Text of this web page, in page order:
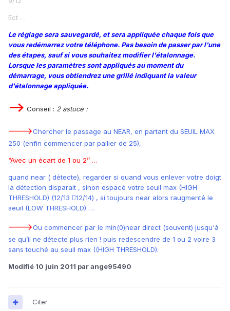
Ect …
Le réglage sera sauvegardé, et sera appliquée chaque fois que
vous redémarrez votre téléphone. Pas besoin de passer par l'une
des étapes, sauf si vous souhaitez modifier l'étalonnage.
Lorsque les paramètres sont appliqués au moment du
démarrage, vous obtiendrez une grillé indiquant la valeur
d'étalonnage appliquée.
--> Conseil : 2 astuce :
--->Chercher le passage au NEAR, en partant du SEUIL MAX
250 (enfin commencer par pallier de 25),
‘’Avec un écart de 1 ou 2’’ …
quand near ( détecte), regarder si quand vous enlever votre doigt
la détection disparait , sinon espacé votre seuil max (HIGH
THRESHOLD) (12/13 12/14) , si toujours near alors raugmenté le
seuil (LOW THRESHOLD) …
--->Ou commencer par le min(0)near direct (souvent) jusqu'à
se qu’il ne détecte plus rien ! puis redescendre de 1 ou 2 voire 3
sans touché au seuil max ((HIGH THRESHOLD).
Modifié 10 juin 2011 par ange95490
Citer